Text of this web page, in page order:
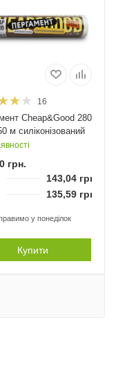
16
Cheap&Good 280
м силіконізований
грн.
143,04грн.
135,59грн.
у понеділок
Купити